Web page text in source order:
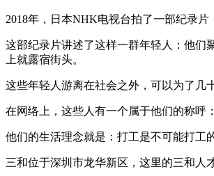
2018年，日本NHK电视台拍了一部纪录片
这部纪录片讲述了这样一群年轻人：他们
上就露宿街头。
这些年轻人游离在社会之外，可以为了几
在网络上，这些人有一个属于他们的称呼
他们的生活理念就是：打工是不可能打工
三和位于深圳市龙华新区，这里的三和人